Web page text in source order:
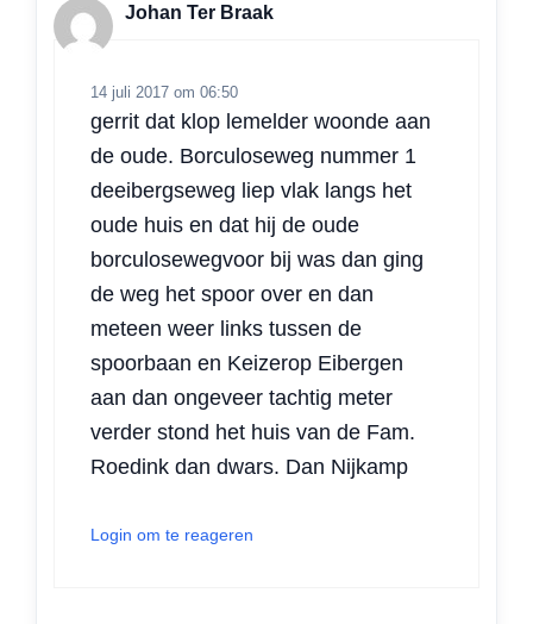
Johan Ter Braak
14 juli 2017 om 06:50
gerrit dat klop lemelder woonde aan
de oude. Borculoseweg nummer 1
deeibergseweg liep vlak langs het
oude huis en dat hij de oude
borculosewegvoor bij was dan ging
de weg het spoor over en dan
meteen weer links tussen de
spoorbaan en Keizerop Eibergen
aan dan ongeveer tachtig meter
verder stond het huis van de Fam.
Roedink dan dwars. Dan Nijkamp
Login om te reageren